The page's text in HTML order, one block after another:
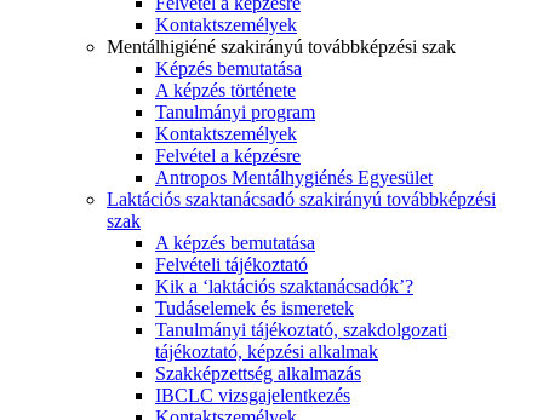
Kontaktszemélyek
Mentálhigiéné szakirányú továbbképzési szak
Képzés bemutatása
A képzés története
Tanulmányi program
Kontaktszemélyek
Felvétel a képzésre
Antropos Mentálhygiénés Egyesület
Laktációs szaktanácsadó szakirányú továbbképzési
szak
A képzés bemutatása
Felvételi tájékoztató
Kik a ‘laktációs szaktanácsadók’?
Tudáselemek és ismeretek
Tanulmányi tájékoztató, szakdolgozati
tájékoztató, képzési alkalmak
Szakképzettség alkalmazás
IBCLC vizsgajelentkezés